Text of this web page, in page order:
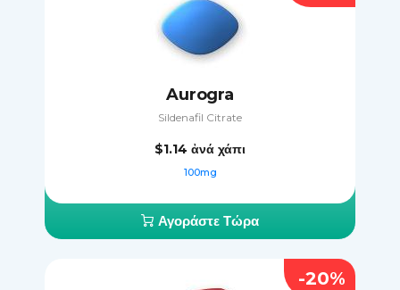
Aurogra
Sildenafil Citrate
$1.14 ἀνά χάπι
100mg
Αγοράστε Τώρα
-20%